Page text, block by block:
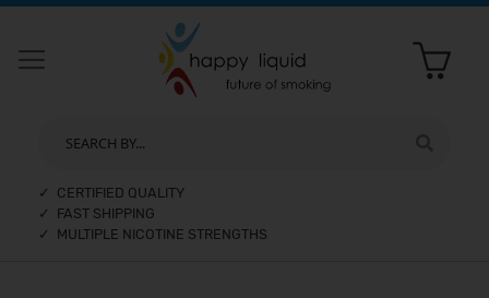
SEARCH BY...
✓ CERTIFIED QUALITY
✓ FAST SHIPPING
✓ MULTIPLE NICOTINE STRENGTHS